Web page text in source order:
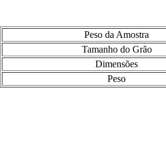
Peso da Amostra
Tamanho do Grão
Dimensões
Peso